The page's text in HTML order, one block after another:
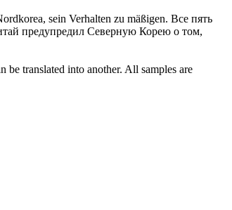
sein Verhalten zu mäßigen. Все пять
предупредил Северную Корею о том,
translated into another. All samples are